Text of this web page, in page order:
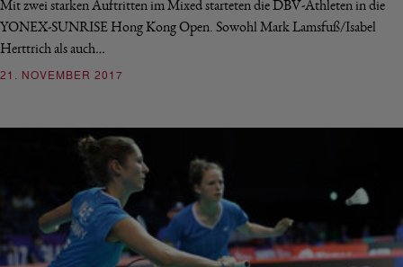
Mit zwei starken Auftritten im Mixed starteten die DBV-Athleten in die
YONEX-SUNRISE Hong Kong Open. Sowohl Mark Lamsfuß/Isabel
Herttrich als auch…
21. NOVEMBER 2017